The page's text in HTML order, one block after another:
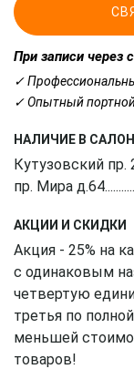
При записи через
✓
✓ Опытный портной
НАЛИЧИЕ В
Кутузовский пр.
пр. Мира д.64
АКЦИИ И СКИДКИ
Акция - 25% на
с одинаковым
четвертую
третья по
меньшей
товаров!